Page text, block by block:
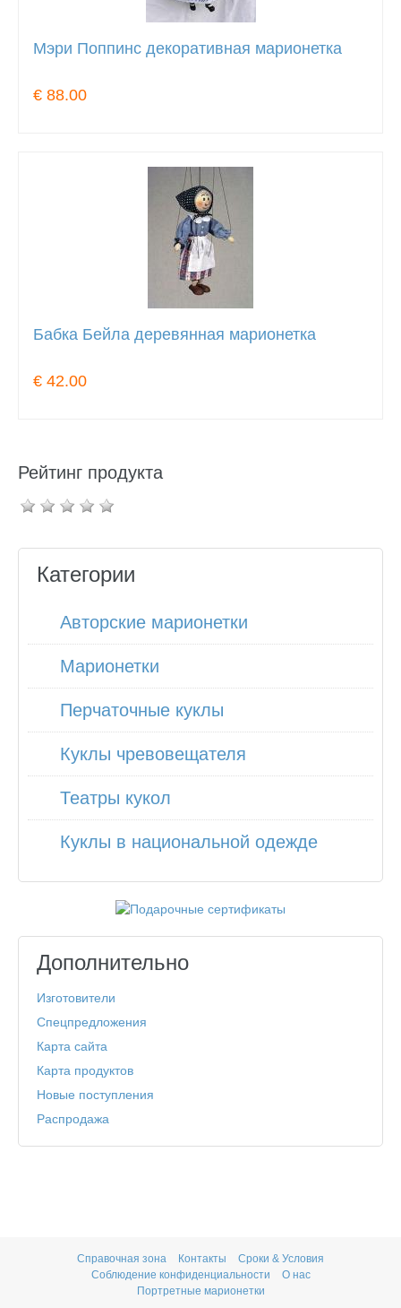
Мэри Поппинс декоративная марионетка
€ 88.00
Бабка Бейла деревянная марионетка
€ 42.00
Рейтинг продукта
Категории
Авторские марионетки
Марионетки
Перчаточные куклы
Куклы чревовещателя
Театры кукол
Куклы в национальной одежде
Дополнительно
Изготовители
Спецпредложения
Карта сайта
Карта продуктов
Новые поступления
Распродажа
Справочная зона Контакты
Сроки & Условия
Соблюдение конфиденциальности
О нас
Портретные марионетки